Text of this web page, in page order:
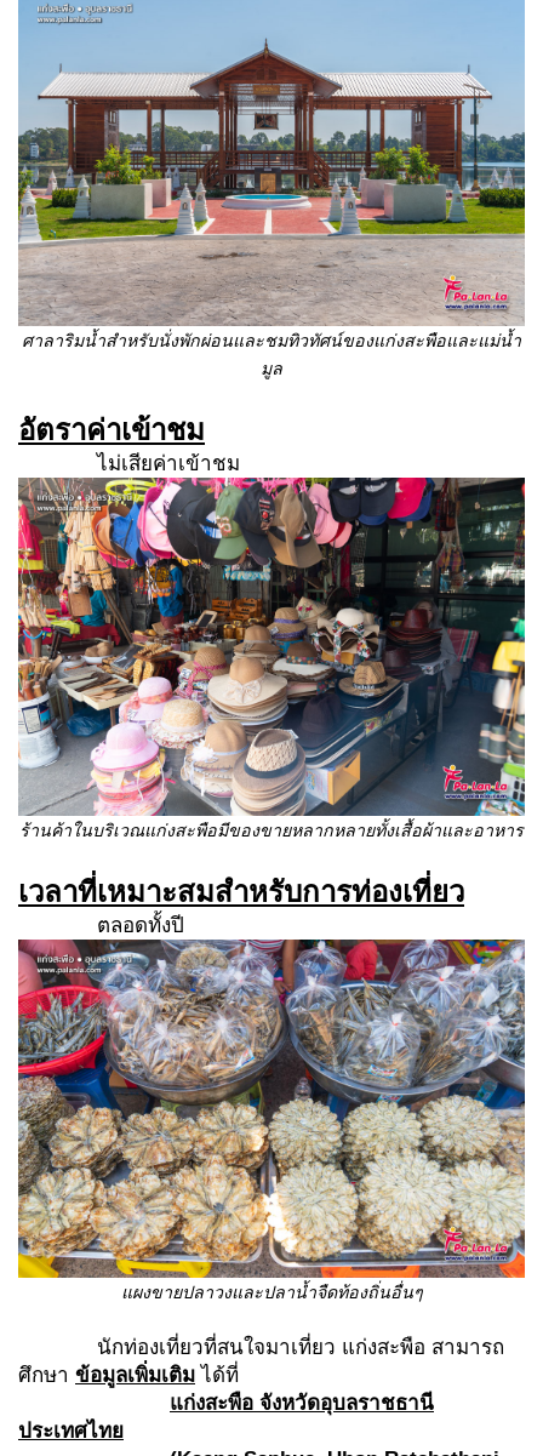
ศาลาริมน้ำสำหรับนั่งพักผ่อนและชมทิวทัศน์ของแก่งสะพือและแม่น้ำ
มูล
อัตราค่าเข้าชม
ไม่เสียค่าเข้าชม
ร้านค้าในบริเวณแก่งสะพือมีของขายหลากหลายทั้งเสื้อผ้าและอาหาร
เวลาที่เหมาะสมสำหรับการท่องเที่ยว
ตลอดทั้งปี
แผงขายปลาวงและปลาน้ำจืดท้องถิ่นอื่นๆ
นักท่องเที่ยวที่สนใจมาเที่ยว แก่งสะพือ สามารถ
ศึกษา ข้อมูลเพิ่มเติม ได้ที่
แก่งสะพือ จังหวัดอุบลราชธานี
ประเทศไทย